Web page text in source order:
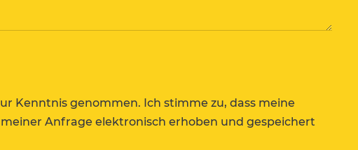
Kenntnis genommen. Ich stimme zu, dass meine
Anfrage elektronisch erhoben und gespeichert